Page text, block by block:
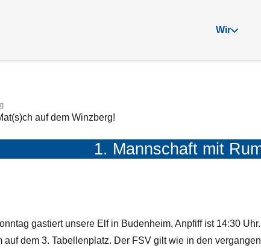
Wir
auf dem Winzberg!
1. Mannschaft mit
gastiert unsere Elf in Budenheim, Anpfiff ist 14:30
auf dem 3. Tabellenplatz. Der FSV gilt wie in den